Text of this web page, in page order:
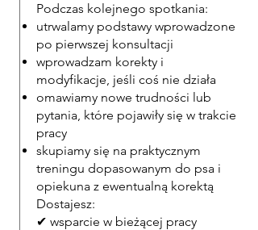
Podczas kolejnego spotkania:
utrwalamy podstawy wprowadzone
po pierwszej konsultacji
wprowadzam korekty i
modyfikacje, jeśli coś nie działa
omawiamy nowe trudności lub
pytania, które pojawiły się w trakcie
pracy
skupiamy się na praktycznym
treningu dopasowanym do psa i
opiekuna z ewentualną korektą
Dostajesz:
✔ wsparcie w bieżącej pracy